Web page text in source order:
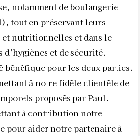
notamment de boulangerie
tout en préservant leurs
et nutritionnelles et dans le
d’hygiènes et de sécurité.
bénéfique pour les deux parties.
à notre fidèle clientèle de
proposés par Paul.
à contribution notre
pour aider notre partenaire à